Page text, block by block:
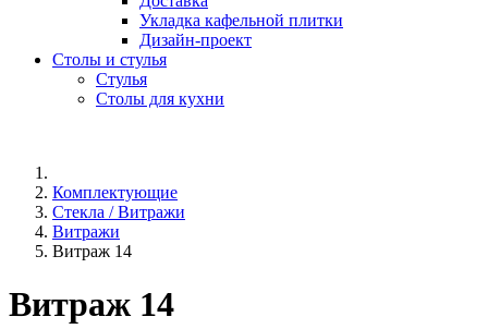
Укладка кафельной плитки
Дизайн-проект
Столы и стулья
Стулья
Столы для кухни
Комплектующие
Стекла / Витражи
Витражи
Витраж 14
Витраж 14